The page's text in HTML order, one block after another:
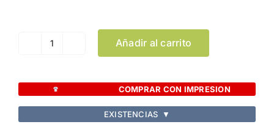
Pañoleta
Kozma
cantidad
Añadir al carrito
COMPRAR CON IMPRESION
EXISTENCIAS ▼